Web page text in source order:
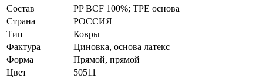
Состав
PP BCF 100%; TPE основа
Страна
РОССИЯ
Тип
Ковры
Фактура
Циновка, основа латекс
Форма
Прямой, прямой
Цвет
50511